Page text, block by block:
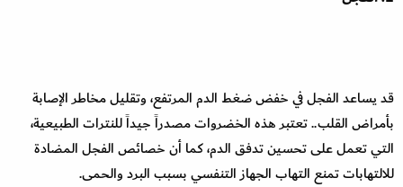
قد يساعد الفجل في خفض ضغط الدم المرتفع، وتقليل مخاطر الإصابة
بأمراض القلب.. تعتبر هذه الخضروات مصدراً جيداً للنترات الطبيعية،
التي تعمل على تحسين تدفق الدم، كما أن خصائص الفجل المضادة
للالتهابات تمنع التهاب الجهاز التنفسي بسبب البرد والحمى.